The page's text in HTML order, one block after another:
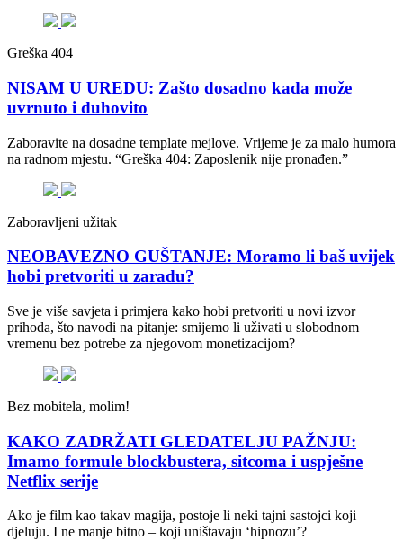
Greška 404
NISAM U UREDU: Zašto dosadno kada može
uvrnuto i duhovito
Zaboravite na dosadne template mejlove. Vrijeme je za malo humora
na radnom mjestu. “Greška 404: Zaposlenik nije pronađen.”
Zaboravljeni užitak
NEOBAVEZNO GUŠTANJE: Moramo li baš uvijek
hobi pretvoriti u zaradu?
Sve je više savjeta i primjera kako hobi pretvoriti u novi izvor
prihoda, što navodi na pitanje: smijemo li uživati u slobodnom
vremenu bez potrebe za njegovom monetizacijom?
Bez mobitela, molim!
KAKO ZADRŽATI GLEDATELJU PAŽNJU:
Imamo formule blockbustera, sitcoma i uspješne
Netflix serije
Ako je film kao takav magija, postoje li neki tajni sastojci koji
djeluju. I ne manje bitno – koji uništavaju ‘hipnozu’?